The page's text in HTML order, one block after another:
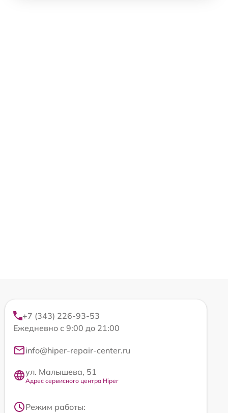
+7 (343) 226-93-53
Ежедневно с 9:00 до 21:00
info@hiper-repair-center.ru
ул. Малышева, 51
Адрес сервисного центра Hiper
Режим работы: